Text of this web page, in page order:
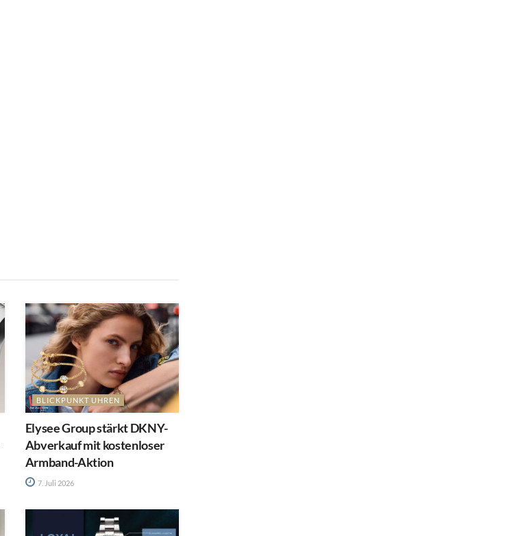
BLICKPUNKT UHREN
Elysee Group stärkt DKNY-
Abverkauf mit kostenloser
Armband-Aktion
7. Juli 2026